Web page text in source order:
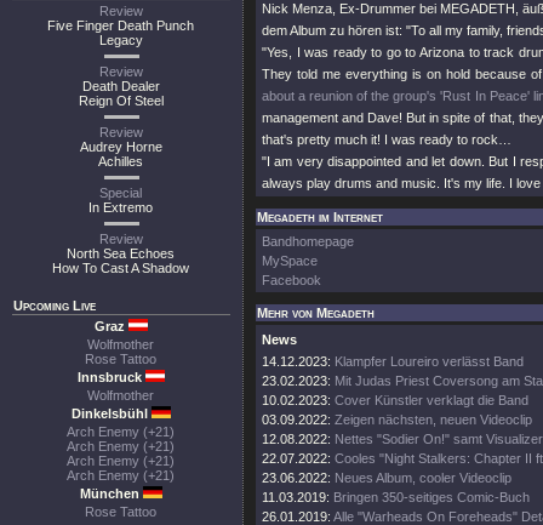
Review
Five Finger Death Punch
Legacy
Review
Death Dealer
Reign Of Steel
Review
Audrey Horne
Achilles
Special
In Extremo
Review
North Sea Echoes
How To Cast A Shadow
Upcoming Live
Graz
Wolfmother
Rose Tattoo
Innsbruck
Wolfmother
Dinkelsbühl
Arch Enemy (+21)
Arch Enemy (+21)
Arch Enemy (+21)
Arch Enemy (+21)
München
Rose Tattoo
Nick Menza, Ex-Drummer bei MEGADETH,
dem Album zu hören ist: "To all my family,
"Yes, I was ready to go to Arizona to track
They told me everything is on hold because
about a reunion of the group's 'Rust In Peace'
management and Dave! But in spite of that,
that's pretty much it! I was ready to rock…
"I am very disappointed and let down. But I
always play drums and music. It's my life. I love
Megadeth im Internet
Bandhomepage
MySpace
Facebook
Mehr von Megadeth
News
14.12.2023: Klampfer Loureiro verlässt Band
23.02.2023: Mit Judas Priest Coversong am
10.02.2023: Cover Künstler verklagt die Band
03.09.2022: Zeigen nächsten, neuen Videoclip
12.08.2022: Nettes "Sodier On!" samt Visualizer
22.07.2022: Cooles "Night Stalkers: Chapter II
23.06.2022: Neues Album, cooler Videoclip
11.03.2019: Bringen 350-seitiges Comic-Buch
26.01.2019: Alle "Warheads On Foreheads"